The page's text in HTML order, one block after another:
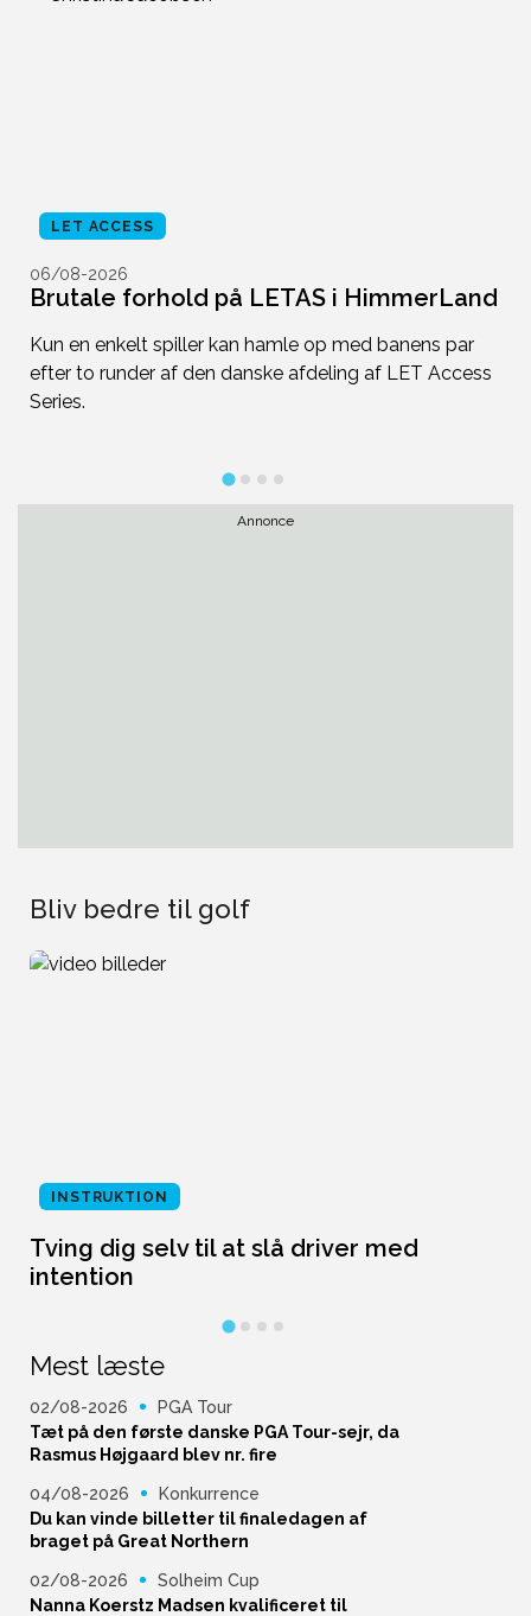
LET ACCESS
06/08-2026
Brutale forhold på LETAS i HimmerLand
Kun en enkelt spiller kan hamle op med banens par
efter to runder af den danske afdeling af LET Access
Series.
Annonce
Bliv bedre til golf
INSTRUKTION
Tving dig selv til at slå driver med
intention
Mest læste
02/08-2026
PGA Tour
Tæt på den første danske PGA Tour-sejr, da
Rasmus Højgaard blev nr. fire
04/08-2026
Konkurrence
Du kan vinde billetter til finaledagen af
braget på Great Northern
02/08-2026
Solheim Cup
Nanna Koerstz Madsen kvalificeret til